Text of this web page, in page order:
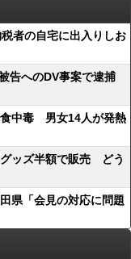
者の自宅に出入りしお
告へのDV事案で逮捕
食中毒 男女14人が発熱
ッズ半額で販売 どう
県「会見の対応に問題